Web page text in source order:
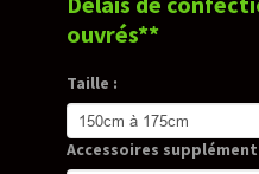
ouvrés**
Taille :
Accessoires